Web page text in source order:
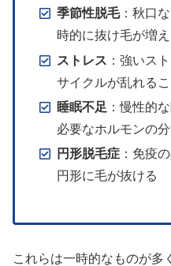
季節性脱毛：秋口
時的に抜け毛が増
ストレス ：強いス
サイクルが乱れる
睡眠不足 ：慢性的
必要なホルモンの
円形脱毛症 ：免疫
円形に毛が抜ける
これらは一時的なものが多